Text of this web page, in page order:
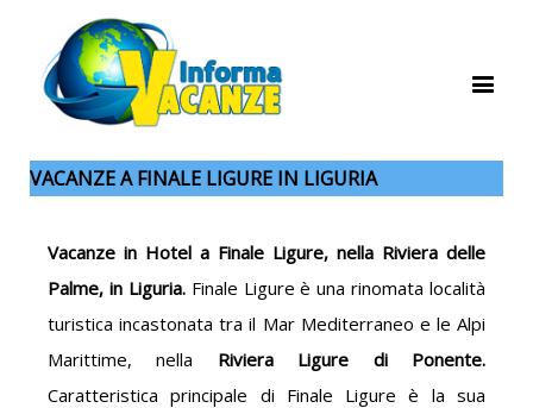
VACANZE A FINALE LIGURE IN LIGURIA
Vacanze in Hotel a Finale Ligure, nella Riviera delle
Palme, in Liguria.Finale Ligure è una rinomata località
turistica incastonata tra il Mar Mediterraneo e le Alpi
Marittime, nella Riviera Ligure di Ponente.
Caratteristica principale di Finale Ligure è la sua